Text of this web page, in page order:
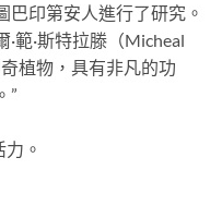
印第安人進行了研究。
範·斯特拉滕（Micheal
植物，具有非凡的功
”
。